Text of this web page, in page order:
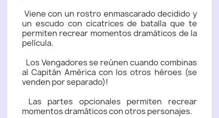
Viene con un rostro enmascarado decidido y
un escudo con cicatrices de batalla que te
permiten recrear momentos dramáticos de la
película.
Los Vengadores se reúnen cuando combinas
al Capitán América con los otros héroes (se
venden por separado)!
Las partes opcionales permiten recrear
momentos dramáticos con otros personajes.